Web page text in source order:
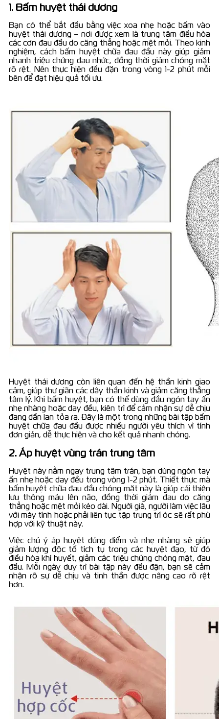
1. Bấm huyệt thái dương
Bạn có thể bắt đầu bằng việc xoa nhẹ hoặc bấm vào
huyệt thái dương – nơi được xem là trung tâm điều hòa
các cơn đau đầu do căng thẳng hoặc mệt mỏi. Theo kinh
nghiệm, cách bấm huyệt chữa đau đầu này giúp giảm
nhanh triệu chứng đau nhức, đồng thời giảm chóng mặt
rõ rệt. Nên thực hiện đều đặn trong vòng 1-2 phút mỗi
bên để đạt hiệu quả tối ưu.
Huyệt thái dương còn liên quan đến hệ thần kinh giao
cảm, giúp thư giãn các dây thần kinh và giảm căng thẳng
tâm lý. Khi bấm huyệt, bạn có thể dùng đầu ngón tay ấn
nhẹ nhàng hoặc day đều, kiên trì để cảm nhận sự dễ chịu
đang dần lan tỏa ra. Đây là một trong những bài tập bấm
huyệt chữa đau đầu được nhiều người yêu thích vì tính
đơn giản, dễ thực hiện và cho kết quả nhanh chóng.
2. Áp huyệt vùng trán trung tâm
Huyệt này nằm ngay trung tâm trán, bạn dùng ngón tay
ấn nhẹ hoặc day đều trong vòng 1-2 phút. Thiết thực mà
bấm huyệt chữa đau đầu chóng mặt này là giúp cải thiện
lưu thông máu lên não, đồng thời giảm đau do căng
thẳng hoặc mệt mỏi kéo dài. Người già, người làm việc lâu
với máy tính hoặc phải liên tục tập trung trí óc sẽ rất phù
hợp với kỹ thuật này.
Việc chú ý áp huyệt đúng điểm và nhẹ nhàng sẽ giúp
giảm lượng độc tố tích tụ trong các huyệt đạo, từ đó
điều hòa khí huyết, giảm các triệu chứng chóng mặt, đau
đầu. Mỗi ngày duy trì bài tập này đều đặn, bạn sẽ cảm
nhận rõ sự dễ chịu và tinh thần được nâng cao rõ rệt
hơn.